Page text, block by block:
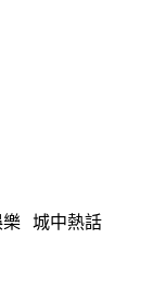
城中熱話